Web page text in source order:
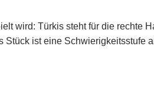
wird: Türkis steht für die rechte
ist eine Schwierigkeitsstufe